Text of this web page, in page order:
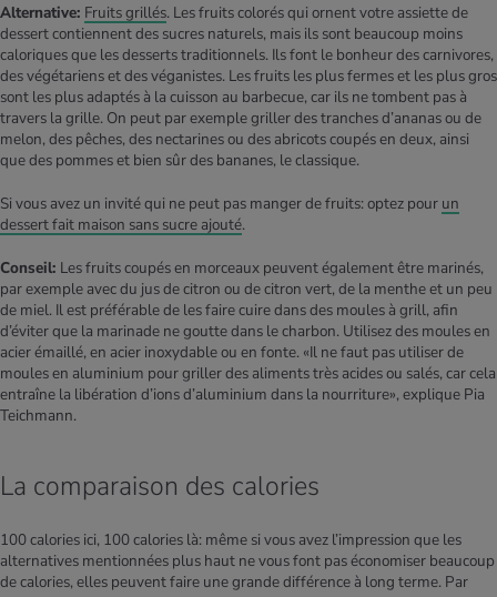
Alternative: Fruits grillés. Les fruits colorés qui ornent votre assiette de
dessert contiennent des sucres naturels, mais ils sont beaucoup moins
caloriques que les desserts traditionnels. Ils font le bonheur des carnivores,
des végétariens et des véganistes. Les fruits les plus fermes et les plus gros
sont les plus adaptés à la cuisson au barbecue, car ils ne tombent pas à
travers la grille. On peut par exemple griller des tranches d’ananas ou de
melon, des pêches, des nectarines ou des abricots coupés en deux, ainsi
que des pommes et bien sûr des bananes, le classique.
Si vous avez un invité qui ne peut pas manger de fruits: optez pour un
dessert fait maison sans sucre ajouté.
Conseil: Les fruits coupés en morceaux peuvent également être marinés,
par exemple avec du jus de citron ou de citron vert, de la menthe et un peu
de miel. Il est préférable de les faire cuire dans des moules à grill, afin
d’éviter que la marinade ne goutte dans le charbon. Utilisez des moules en
acier émaillé, en acier inoxydable ou en fonte. «Il ne faut pas utiliser de
moules en aluminium pour griller des aliments très acides ou salés, car cela
entraîne la libération d’ions d’aluminium dans la nourriture», explique Pia
Teichmann.
La comparaison des calories
100 calories ici, 100 calories là: même si vous avez l’impression que les
alternatives mentionnées plus haut ne vous font pas économiser beaucoup
de calories, elles peuvent faire une grande différence à long terme. Par